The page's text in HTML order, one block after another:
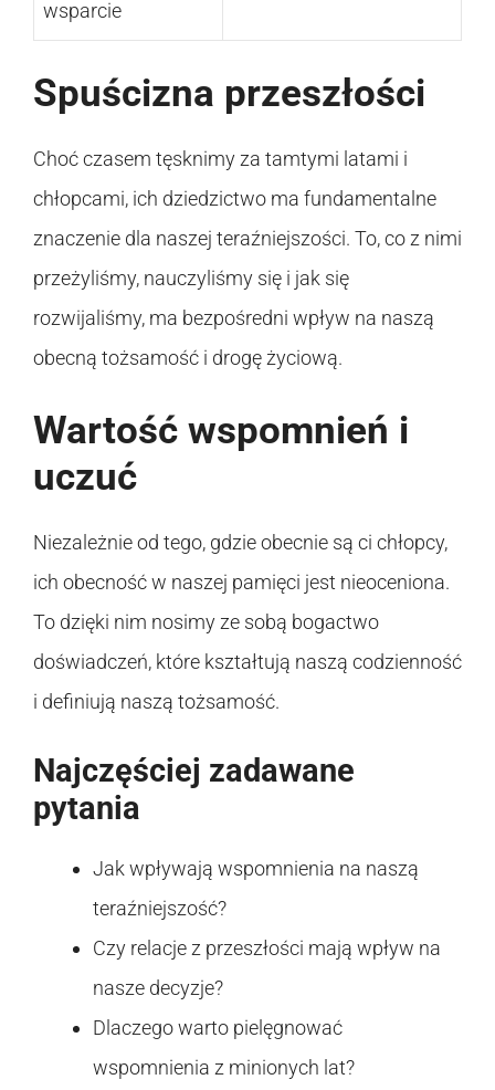
wsparcie
Spuścizna przeszłości
Choć czasem tęsknimy za tamtymi latami i
chłopcami, ich dziedzictwo ma fundamentalne
znaczenie dla naszej teraźniejszości. To, co z nimi
przeżyliśmy, nauczyliśmy się i jak się
rozwijaliśmy, ma bezpośredni wpływ na naszą
obecną tożsamość i drogę życiową.
Wartość wspomnień i
uczuć
Niezależnie od tego, gdzie obecnie są ci chłopcy,
ich obecność w naszej pamięci jest nieoceniona.
To dzięki nim nosimy ze sobą bogactwo
doświadczeń, które kształtują naszą codzienność
i definiują naszą tożsamość.
Najczęściej zadawane
pytania
Jak wpływają wspomnienia na naszą
teraźniejszość?
Czy relacje z przeszłości mają wpływ na
nasze decyzje?
Dlaczego warto pielęgnować
wspomnienia z minionych lat?